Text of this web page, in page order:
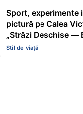
Sport, experimente
pictură pe Calea
„Străzi Deschise —
Stil de viață